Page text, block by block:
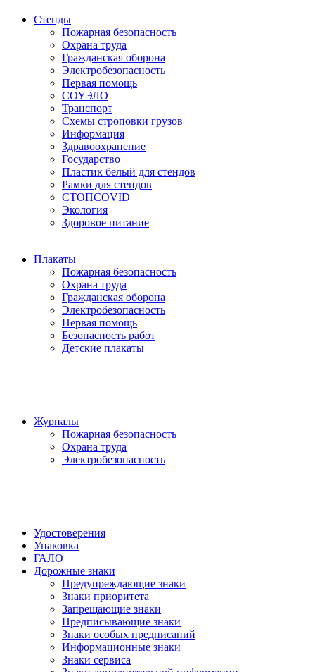
Стенды
Пожарная безопасность
Охрана труда
Гражданская оборона
Электробезопасность
Первая помощь
СОУЭЛО
Транспорт
Схемы строповки грузов
Информация
Здравоохранение
Государство
Пластик белый для стендов
Рамки для стендов
СТОПCOVID
Экология
Здоровое питание
Плакаты
Пожарная безопасность
Охрана труда
Гражданская оборона
Электробезопасность
Первая помощь
Безопасность работ
Детские плакаты
Журналы
Пожарная безопасность
Охрана труда
Электробезопасность
Удостоверения
Упаковка
ГАЛО
Дорожные знаки
Предупреждающие знаки
Знаки приоритета
Запрещающие знаки
Предписывающие знаки
Знаки особых предписаний
Информационные знаки
Знаки сервиса